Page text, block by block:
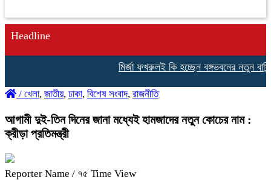
Headline
মির্জা ফখরুলই কি হচ্ছেন বঙ্গভবনের নতুন
/ খেলা, জাতীয়, ঢাকা, বিশেষ সংবাদ, রাজনীতি
আগামী দুই-তিন দিনের জানা মধ্যেই হামজাদের নতুন কোচের নাম :
ক্রীড়া প্রতিমন্ত্রী
Reporter Name / ৭৫ Time View